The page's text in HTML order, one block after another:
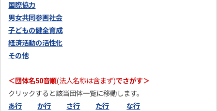
国際協力
男女共同参画社会
子どもの健全育成
経済活動の活性化
その他
＜団体名50音順(法人名称は含まず)でさがす＞
クリックすると該当団体一覧に移動します。
あ行
か行 さ行 た行
な行